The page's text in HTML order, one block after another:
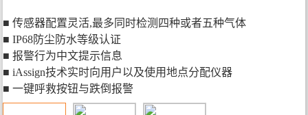
■ 传感器配置灵活,最多同时检测四种或者五种气体
■ IP68防尘防水等级认证
■ 报警行为中文提示信息
■ iAssign技术实时向用户以及使用地点分配仪器
■ 一键呼救按钮与跌倒报警